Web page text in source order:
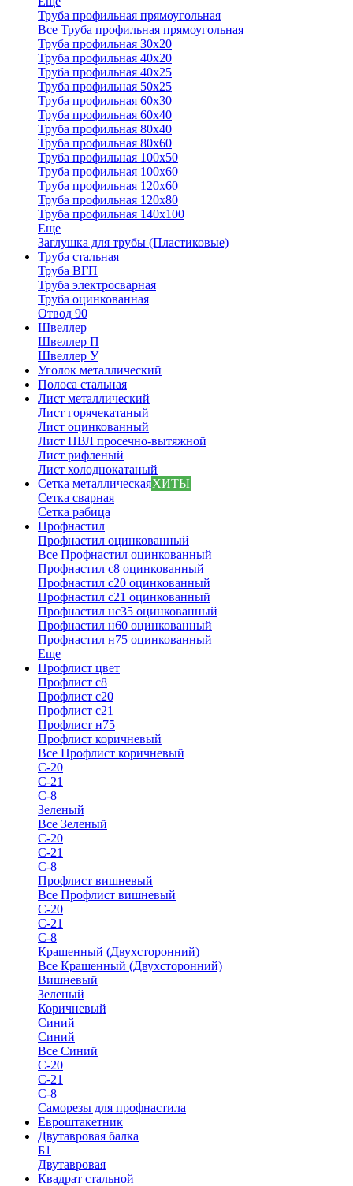
Труба профильная прямоугольная
Все Труба профильная прямоугольная
Труба профильная 30x20
Труба профильная 40х20
Труба профильная 40х25
Труба профильная 50х25
Труба профильная 60х30
Труба профильная 60х40
Труба профильная 80х40
Труба профильная 80х60
Труба профильная 100х50
Труба профильная 100х60
Труба профильная 120х60
Труба профильная 120х80
Труба профильная 140х100
Еще
Заглушка для трубы (Пластиковые)
Труба стальная
Труба ВГП
Труба электросварная
Труба оцинкованная
Отвод 90
Швеллер
Швеллер П
Швеллер У
Уголок металлический
Полоса стальная
Лист металлический
Лист горячекатаный
Лист оцинкованный
Лист ПВЛ просечно-вытяжной
Лист рифленый
Лист холоднокатаный
Сетка металлическаяХИТЫ
Сетка сварная
Сетка рабица
Профнастил
Профнастил оцинкованный
Все Профнастил оцинкованный
Профнастил с8 оцинкованный
Профнастил с20 оцинкованный
Профнастил с21 оцинкованный
Профнастил нс35 оцинкованный
Профнастил н60 оцинкованный
Профнастил н75 оцинкованный
Еще
Профлист цвет
Профлист с8
Профлист с20
Профлист с21
Профлист н75
Профлист коричневый
Все Профлист коричневый
С-20
С-21
С-8
Зеленый
Все Зеленый
С-20
С-21
С-8
Профлист вишневый
Все Профлист вишневый
С-20
С-21
С-8
Крашенный (Двухсторонний)
Все Крашенный (Двухсторонний)
Вишневый
Зеленый
Коричневый
Синий
Синий
Все Синий
С-20
С-21
С-8
Саморезы для профнастила
Евроштакетник
Двутавровая балка
Б1
Двутавровая
Квадрат стальной